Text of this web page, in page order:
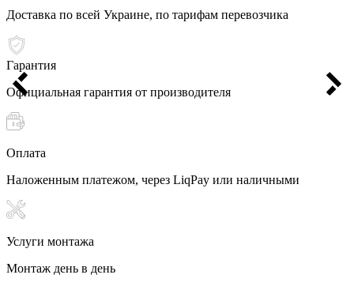
Доставка по всей Украине, по тарифам перевозчика
Гарантия
Официальная гарантия от производителя
Оплата
Наложенным платежом, через LiqPay или наличными
Услуги монтажа
Монтаж день в день